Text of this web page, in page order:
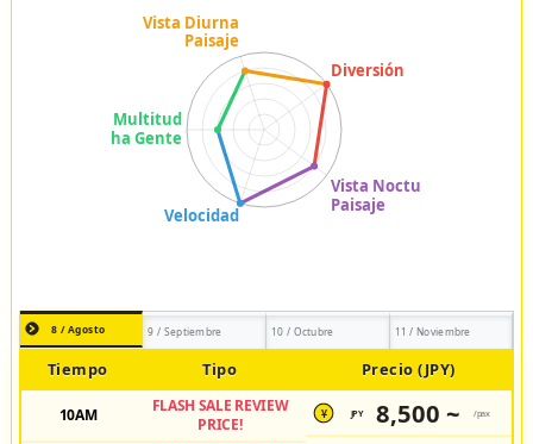
8 / Agosto 9 / Septiembre 10 / Octubre 11 / Noviembre
Tiempo Tipo Precio (JPY)
10AM
FLASH SALE REVIEW
PRICE!
¥ JPY 8,500 ~ /pax